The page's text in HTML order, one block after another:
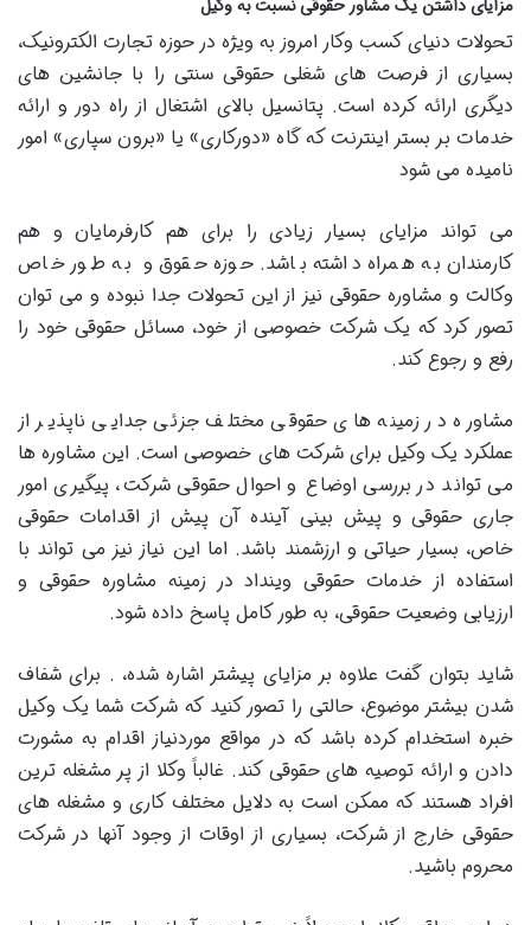
مزایای داشتن یک مشاور حقوقی نسبت به وکیل
تحولات دنیای کسب وکار امروز به ویژه در حوزه تجارت الکترونیک،
بسیاری از فرصت های شغلی حقوقی سنتی را با جانشین های
دیگری ارائه کرده است. پتانسیل بالای اشتغال از راه دور و ارائه
خدمات بر بستر اینترنت که گاه «دورکاری» یا «برون سپاری» امور
نامیده می شود
می تواند مزایای بسیار زیادی را برای هم کارفرمایان و هم
کارمندان به همراه داشته باشد. حوزه حقوق و به طور خاص
وکالت و مشاوره حقوقی نیز از این تحولات جدا نبوده و می توان
تصور کرد که یک شرکت خصوصی از خود، مسائل حقوقی خود را
رفع و رجوع کند.
مشاوره در زمینه های حقوقی مختلف جزئی جدایی ناپذیر از
عملکرد یک وکیل برای شرکت های خصوصی است. این مشاوره ها
می تواند در بررسی اوضاع و احوال حقوقی شرکت، پیگیری امور
جاری حقوقی و پیش بینی آینده آن پیش از اقدامات حقوقی
خاص، بسیار حیاتی و ارزشمند باشد. اما این نیاز نیز می تواند با
استفاده از خدمات حقوقی وینداد در زمینه مشاوره حقوقی و
ارزیابی وضعیت حقوقی، به طور کامل پاسخ داده شود.
شاید بتوان گفت علاوه بر مزایای پیشتر اشاره شده، . برای شفاف
شدن بیشتر موضوع، حالتی را تصور کنید که شرکت شما یک وکیل
خبره استخدام کرده باشد که در مواقع موردنیاز اقدام به مشورت
دادن و ارائه توصیه های حقوقی کند. غالباً وکلا از پر مشغله ترین
افراد هستند که ممکن است به دلایل مختلف کاری و مشغله های
حقوقی خارج از شرکت، بسیاری از اوقات از وجود آنها در شرکت
محروم باشید.